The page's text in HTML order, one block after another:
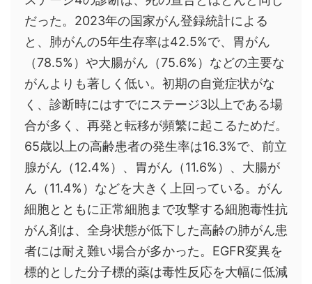
だった。2023年の国家がん登録統計による
と、肺がんの5年生存率は42.5%で、胃がん
（78.5%）や大腸がん（75.6%）などの主要な
がんよりも著しく低い。初期の自覚症状がな
く、診断時にはすでにステージ3以上である場
合が多く、再発と転移が頻繁に起こるためだ。
65歳以上の高齢患者の発生率は16.3%で、前立
腺がん（12.4%）、胃がん（11.6%）、大腸が
ん（11.4%）などを大きく上回っている。がん
細胞とともに正常細胞まで攻撃する細胞毒性抗
がん剤は、全身状態が低下した高齢の肺がん患
者には耐え難い場合が多かった。EGFR変異を
標的とした分子標的薬は毒性反応を大幅に低減